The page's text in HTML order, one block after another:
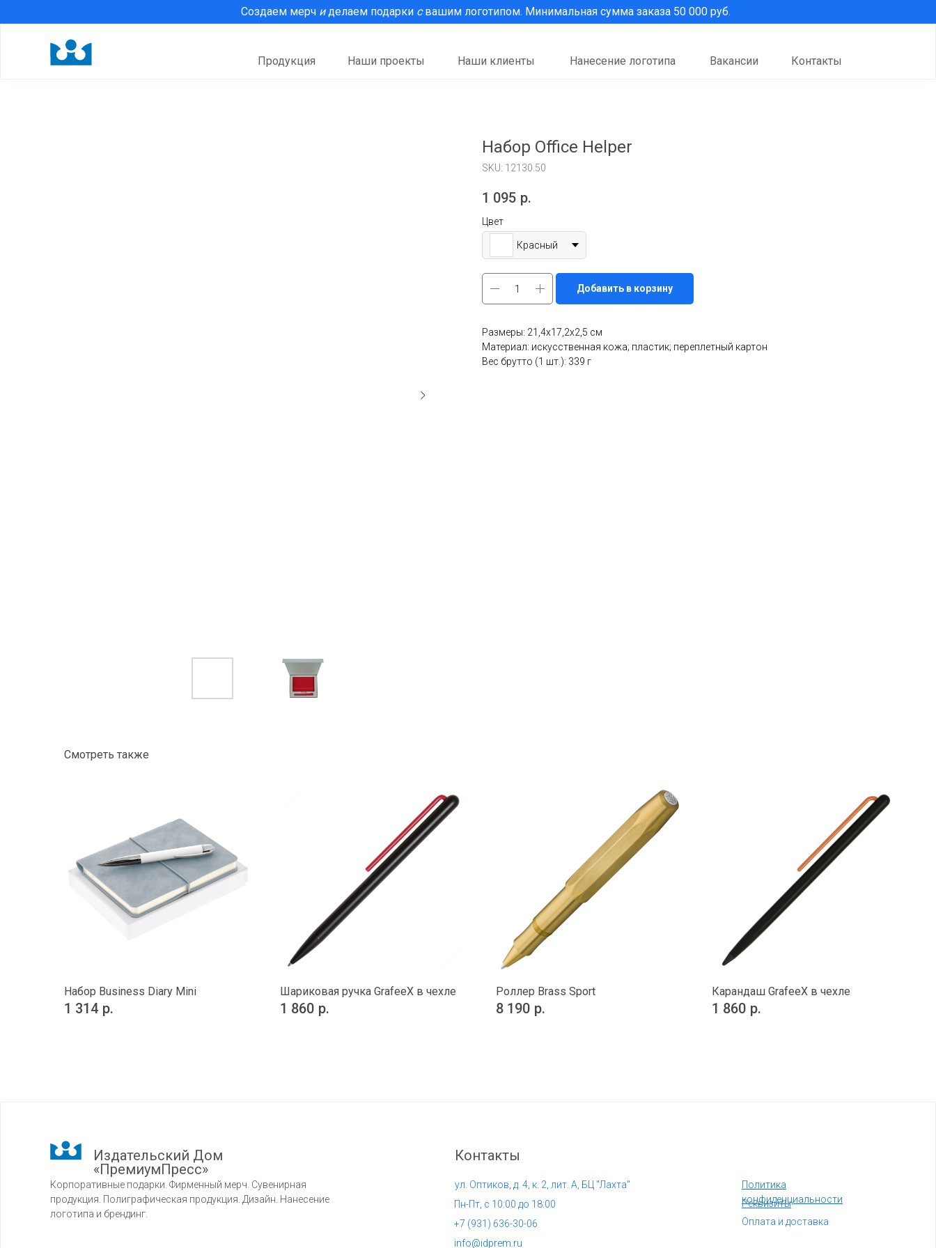
Продукция Наши клиенты
Наши проекты Вакансии Контакты
Нанесение логотипа
Создаем мерч иделаем подарки свашим логотипом. Минимальная сумма заказа 50 000 руб.
Набор Office Helper
SKU: 12130.50
1 095 р.
Цвет
Красный
Добавить в корзину
Размеры: 21,4х17,2х2,5 см
Материал: искусственная кожа; пластик; переплетный картон
Вес брутто (1 шт.): 339 г
Смотреть также
Набор Business Diary Mini
1 314 р.
Шариковая ручка GrafeeX в чехле
1 860 р.
Роллер Brass Sport
8 190 р.
Карандаш GrafeeX в чехле
1 860 р.
Издательский Дом
«ПремиумПресс»
Корпоративные подарки. Фирменный мерч. Сувенирная
продукция. Полиграфическая продукция. Дизайн. Нанесение
логотипа и брендинг.
info@idprem.ru
Контакты
Политика
конфиденциальности
+7 (931) 636-30-06
Реквизиты
ул. Оптиков, д. 4, к. 2, лит. А, БЦ "Лахта"
Оплата и доставка
Пн-Пт, с 10:00 до 18:00